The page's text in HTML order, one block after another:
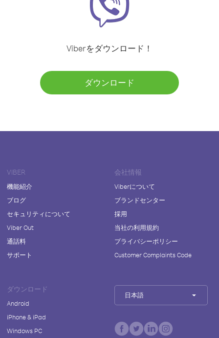
Viberをダウンロード！
ダウンロード
VIBER
機能紹介
ブログ
セキュリティについて
Viber Out
通話料
サポート
会社情報
Viberについて
ブランドセンター
採用
当社の利用規約
プライバシーポリシー
Customer Complaints Code
ダウンロード
Android
iPhone & iPad
Windows PC
日本語